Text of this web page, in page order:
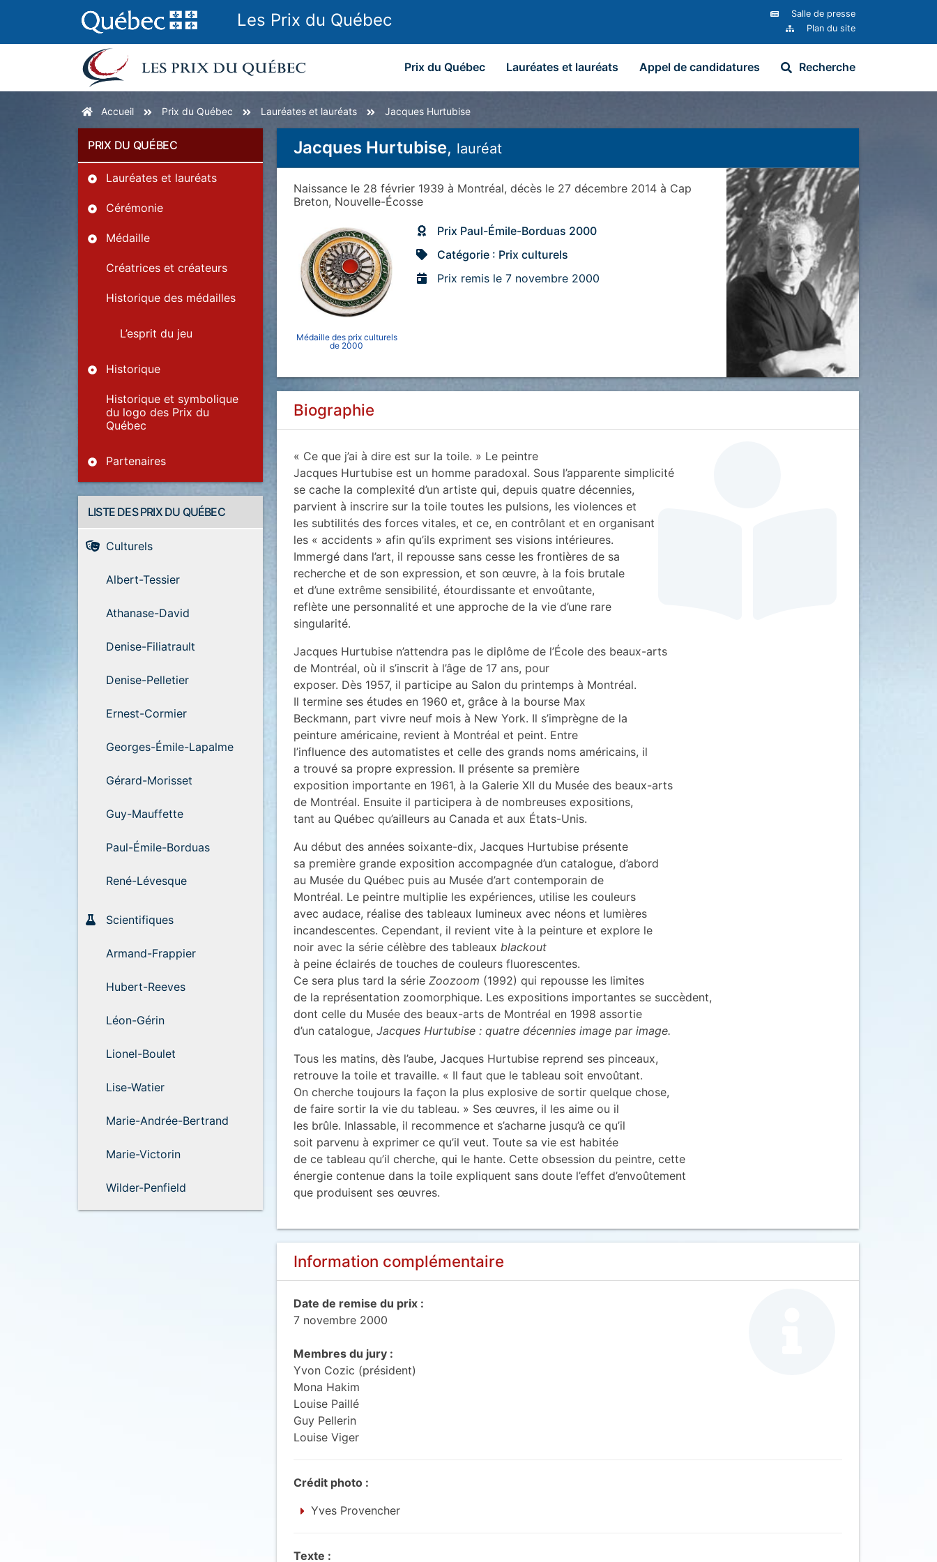
Les Prix du Québec
Salle de presse
Plan du site
Prix du Québec Lauréates et lauréats Appel de candidatures Recherche
Accueil Prix du Québec Lauréates et lauréats Jacques Hurtubise
PRIX DU QUÉBEC
Lauréates et lauréats
Cérémonie
Médaille
Créatrices et créateurs
Historique des médailles
L’esprit du jeu
Historique
Historique et symbolique
du logo des Prix du
Québec
Partenaires
LISTE DES PRIX DU QUÉBEC
Culturels
Albert-Tessier
Athanase-David
Denise-Filiatrault
Denise-Pelletier
Ernest-Cormier
Georges-Émile-Lapalme
Gérard-Morisset
Guy-Mauffette
Paul-Émile-Borduas
René-Lévesque
Scientifiques
Armand-Frappier
Hubert-Reeves
Léon-Gérin
Lionel-Boulet
Lise-Watier
Marie-Andrée-Bertrand
Marie-Victorin
Wilder-Penfield
Jacques Hurtubise, lauréat
Naissance le 28 février 1939 à Montréal, décès le 27 décembre 2014 à Cap
Breton, Nouvelle-Écosse
Médaille des prix culturels
de 2000
Prix Paul-Émile-Borduas 2000
Catégorie : Prix culturels
Prix remis le 7 novembre 2000
Biographie
« Ce que j’ai à dire est sur la toile. » Le peintre
Jacques Hurtubise est un homme paradoxal. Sous l’apparente simplicité
se cache la complexité d’un artiste qui, depuis quatre décennies,
parvient à inscrire sur la toile toutes les pulsions, les violences et
les subtilités des forces vitales, et ce, en contrôlant et en organisant
les « accidents » afin qu’ils expriment ses visions intérieures.
Immergé dans l’art, il repousse sans cesse les frontières de sa
recherche et de son expression, et son œuvre, à la fois brutale
et d’une extrême sensibilité, étourdissante et envoûtante,
reflète une personnalité et une approche de la vie d’une rare
singularité.
Jacques Hurtubise n’attendra pas le diplôme de l’École des beaux-arts
de Montréal, où il s’inscrit à l’âge de 17 ans, pour
exposer. Dès 1957, il participe au Salon du printemps à Montréal.
Il termine ses études en 1960 et, grâce à la bourse Max
Beckmann, part vivre neuf mois à New York. Il s’imprègne de la
peinture américaine, revient à Montréal et peint. Entre
l’influence des automatistes et celle des grands noms américains, il
a trouvé sa propre expression. Il présente sa première
exposition importante en 1961, à la Galerie XII du Musée des beaux-arts
de Montréal. Ensuite il participera à de nombreuses expositions,
tant au Québec qu’ailleurs au Canada et aux États-Unis.
Au début des années soixante-dix, Jacques Hurtubise présente
sa première grande exposition accompagnée d’un catalogue, d’abord
au Musée du Québec puis au Musée d’art contemporain de
Montréal. Le peintre multiplie les expériences, utilise les couleurs
avec audace, réalise des tableaux lumineux avec néons et lumières
incandescentes. Cependant, il revient vite à la peinture et explore le
noir avec la série célèbre des tableaux blackout
à peine éclairés de touches de couleurs fluorescentes.
Ce sera plus tard la série Zoozoom (1992) qui repousse les limites
de la représentation zoomorphique. Les expositions importantes se succèdent,
dont celle du Musée des beaux-arts de Montréal en 1998 assortie
d’un catalogue, Jacques Hurtubise : quatre décennies image par image.
Tous les matins, dès l’aube, Jacques Hurtubise reprend ses pinceaux,
retrouve la toile et travaille. « Il faut que le tableau soit envoûtant.
On cherche toujours la façon la plus explosive de sortir quelque chose,
de faire sortir la vie du tableau. » Ses œuvres, il les aime ou il
les brûle. Inlassable, il recommence et s’acharne jusqu’à ce qu’il
soit parvenu à exprimer ce qu’il veut. Toute sa vie est habitée
de ce tableau qu’il cherche, qui le hante. Cette obsession du peintre, cette
énergie contenue dans la toile expliquent sans doute l’effet d’envoûtement
que produisent ses œuvres.
Information complémentaire
Date de remise du prix :
7 novembre 2000
Membres du jury :
Yvon Cozic (président)
Mona Hakim
Louise Paillé
Guy Pellerin
Louise Viger
Crédit photo :
Yves Provencher
Texte :